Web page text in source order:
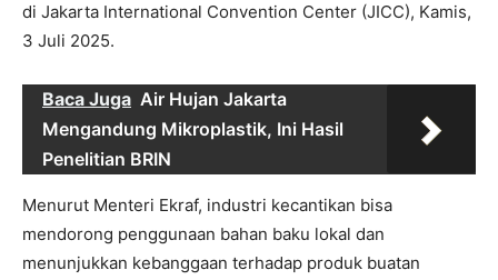
di Jakarta International Convention Center (JICC), Kamis,
3 Juli 2025.
Baca Juga Air Hujan Jakarta
Mengandung Mikroplastik, Ini Hasil
Penelitian BRIN
Menurut Menteri Ekraf, industri kecantikan bisa
mendorong penggunaan bahan baku lokal dan
menunjukkan kebanggaan terhadap produk buatan